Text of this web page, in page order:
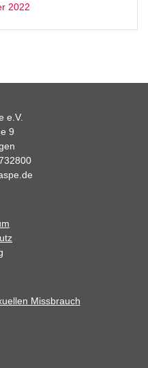
2022
e.V.
9
Missbrauch